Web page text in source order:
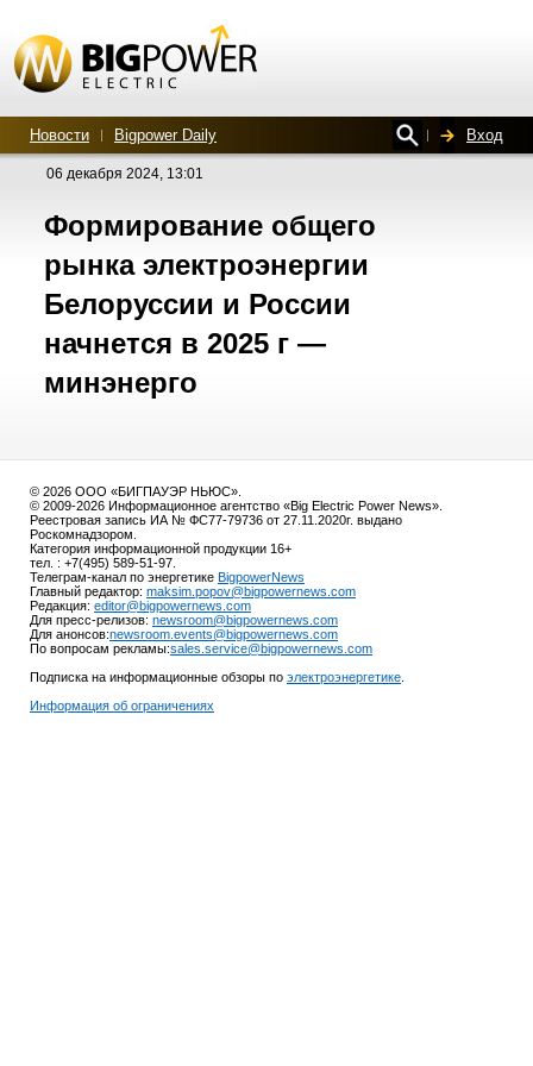
Новости Bigpower Daily Вход
06 декабря 2024, 13:01
Формирование общего
рынка электроэнергии
Белоруссии и России
начнется в 2025 г —
минэнерго
© 2026 ООО «БИГПАУЭР НЬЮС».
© 2009-2026 Информационное агентство «Big Electric Power News».
Реестровая запись ИА № ФС77-79736 от 27.11.2020г. выдано
Роскомнадзором.
Категория информационной продукции 16+
тел. : +7(495) 589-51-97.
Телеграм-канал по энергетике BigpowerNews
Главный редактор: maksim.popov@bigpowernews.com
Редакция: editor@bigpowernews.com
Для пресс-релизов: newsroom@bigpowernews.com
Для анонсов:newsroom.events@bigpowernews.com
По вопросам рекламы:sales.service@bigpowernews.com
Подписка на информационные обзоры по электроэнергетике
Информация об ограничениях